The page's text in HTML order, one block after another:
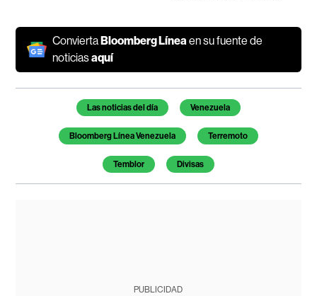
ConviertaBloomberg Líneaen su fuente de
noticiasaquí
Temas de este artículo
Las noticias del día Venezuela
Bloomberg Línea Venezuela Terremoto
Temblor Divisas
PUBLICIDAD